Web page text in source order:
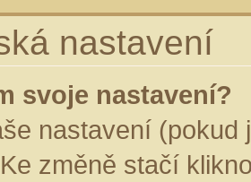
nastavení
svoje nastavení?
nastavení (pokud
změně stačí